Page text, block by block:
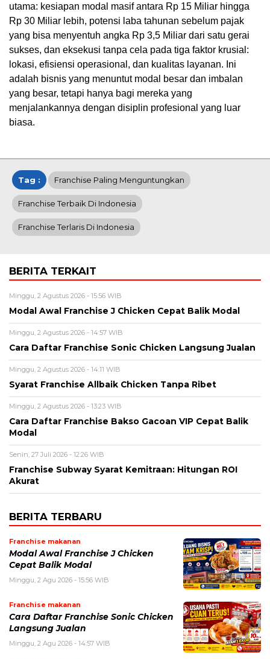
utama: kesiapan modal masif antara Rp 15 Miliar hingga
Rp 30 Miliar lebih, potensi laba tahunan sebelum pajak
yang bisa menyentuh angka Rp 3,5 Miliar dari satu gerai
sukses, dan eksekusi tanpa cela pada tiga faktor krusial:
lokasi, efisiensi operasional, dan kualitas layanan. Ini
adalah bisnis yang menuntut modal besar dan imbalan
yang besar, tetapi hanya bagi mereka yang
menjalankannya dengan disiplin profesional yang luar
biasa.
Tag : Franchise Paling Menguntungkan
Franchise Terbaik Di Indonesia
Franchise Terlaris Di Indonesia
BERITA TERKAIT
Minggu, 2 Agustus 2026 - 15:56 WIB
Modal Awal Franchise J Chicken Cepat Balik Modal
Minggu, 2 Agustus 2026 - 14:57 WIB
Cara Daftar Franchise Sonic Chicken Langsung Jualan
Minggu, 2 Agustus 2026 - 14:11 WIB
Syarat Franchise Allbaik Chicken Tanpa Ribet
Minggu, 2 Agustus 2026 - 13:23 WIB
Cara Daftar Franchise Bakso Gacoan VIP Cepat Balik
Modal
Senin, 27 Juli 2026 - 12:26 WIB
Franchise Subway Syarat Kemitraan: Hitungan ROI
Akurat
BERITA TERBARU
Franchise makanan
Modal Awal Franchise J Chicken
Cepat Balik Modal
Minggu, 2 Agu 2026 - 15:56 WIB
Franchise makanan
Cara Daftar Franchise Sonic Chicken
Langsung Jualan
Minggu, 2 Agu 2026 - 14:57 WIB